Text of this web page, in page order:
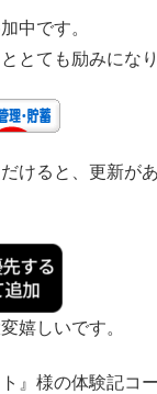
中です。
とても励みになり
けると、更新が
嬉しいです。
』様の体験記コ